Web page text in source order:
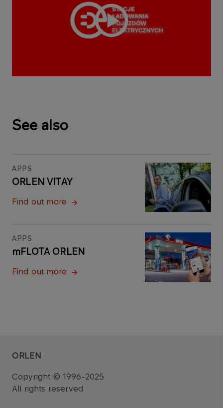
See also
APPS
ORLEN VITAY
Find out more
APPS
mFLOTA ORLEN
Find out more
ORLEN
Copyright © 1996-2025
All rights reserved